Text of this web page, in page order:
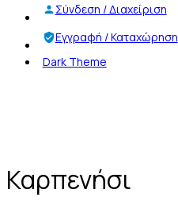
Σύνδεση / Διαχείριση
Εγγραφή / Καταχώρηση
Dark Theme
Καρπενήσι